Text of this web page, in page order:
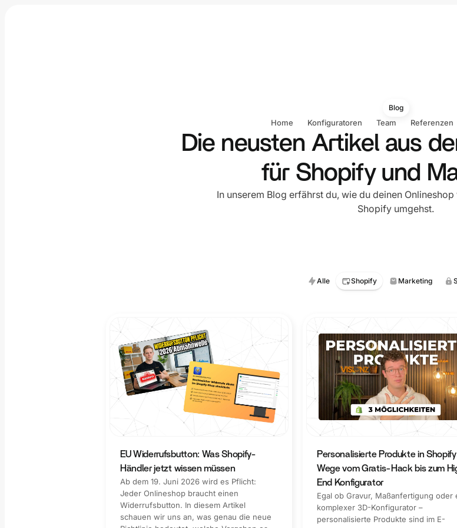
Home Konfiguratoren Team Referenzen
Blog
Die neusten Artikel aus
für Shopify und
In unserem Blog erfährst du, wie du deinen
Shopify umgehst.
Alle Shopify Marketing
EU Widerrufsbutton: Was Shopify-
Händler jetzt wissen müssen
Ab dem 19. Juni 2026 wird es Pflicht:
Jeder Onlineshop braucht einen
Widerrufsbutton. In diesem Artikel
schauen wir uns an, was genau die neue
Personalisierte Produkte in
Wege vom Gratis-Hack bis zum
End Konfigurator
Egal ob Gravur, Maßanfertigung oder
komplexer 3D-Konfigurator –
personalisierte Produkte sind im E-